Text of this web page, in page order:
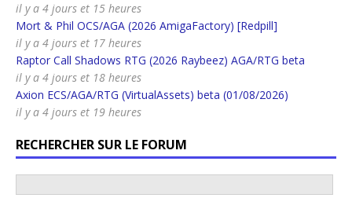
il y a 4 jours et 15 heures
Mort & Phil OCS/AGA (2026 AmigaFactory) [Redpill]
il y a 4 jours et 17 heures
Raptor Call Shadows RTG (2026 Raybeez) AGA/RTG beta
il y a 4 jours et 18 heures
Axion ECS/AGA/RTG (VirtualAssets) beta (01/08/2026)
il y a 4 jours et 19 heures
RECHERCHER SUR LE FORUM